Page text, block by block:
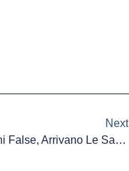
Next
Ausl Toscana Sud-Est: Esenzioni False, Arrivano Le Sanzioni Per Il 2013